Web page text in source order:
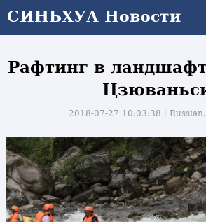
СИНЬХУА Новости
Рафтинг в
2018-07-27 10:03:38丨